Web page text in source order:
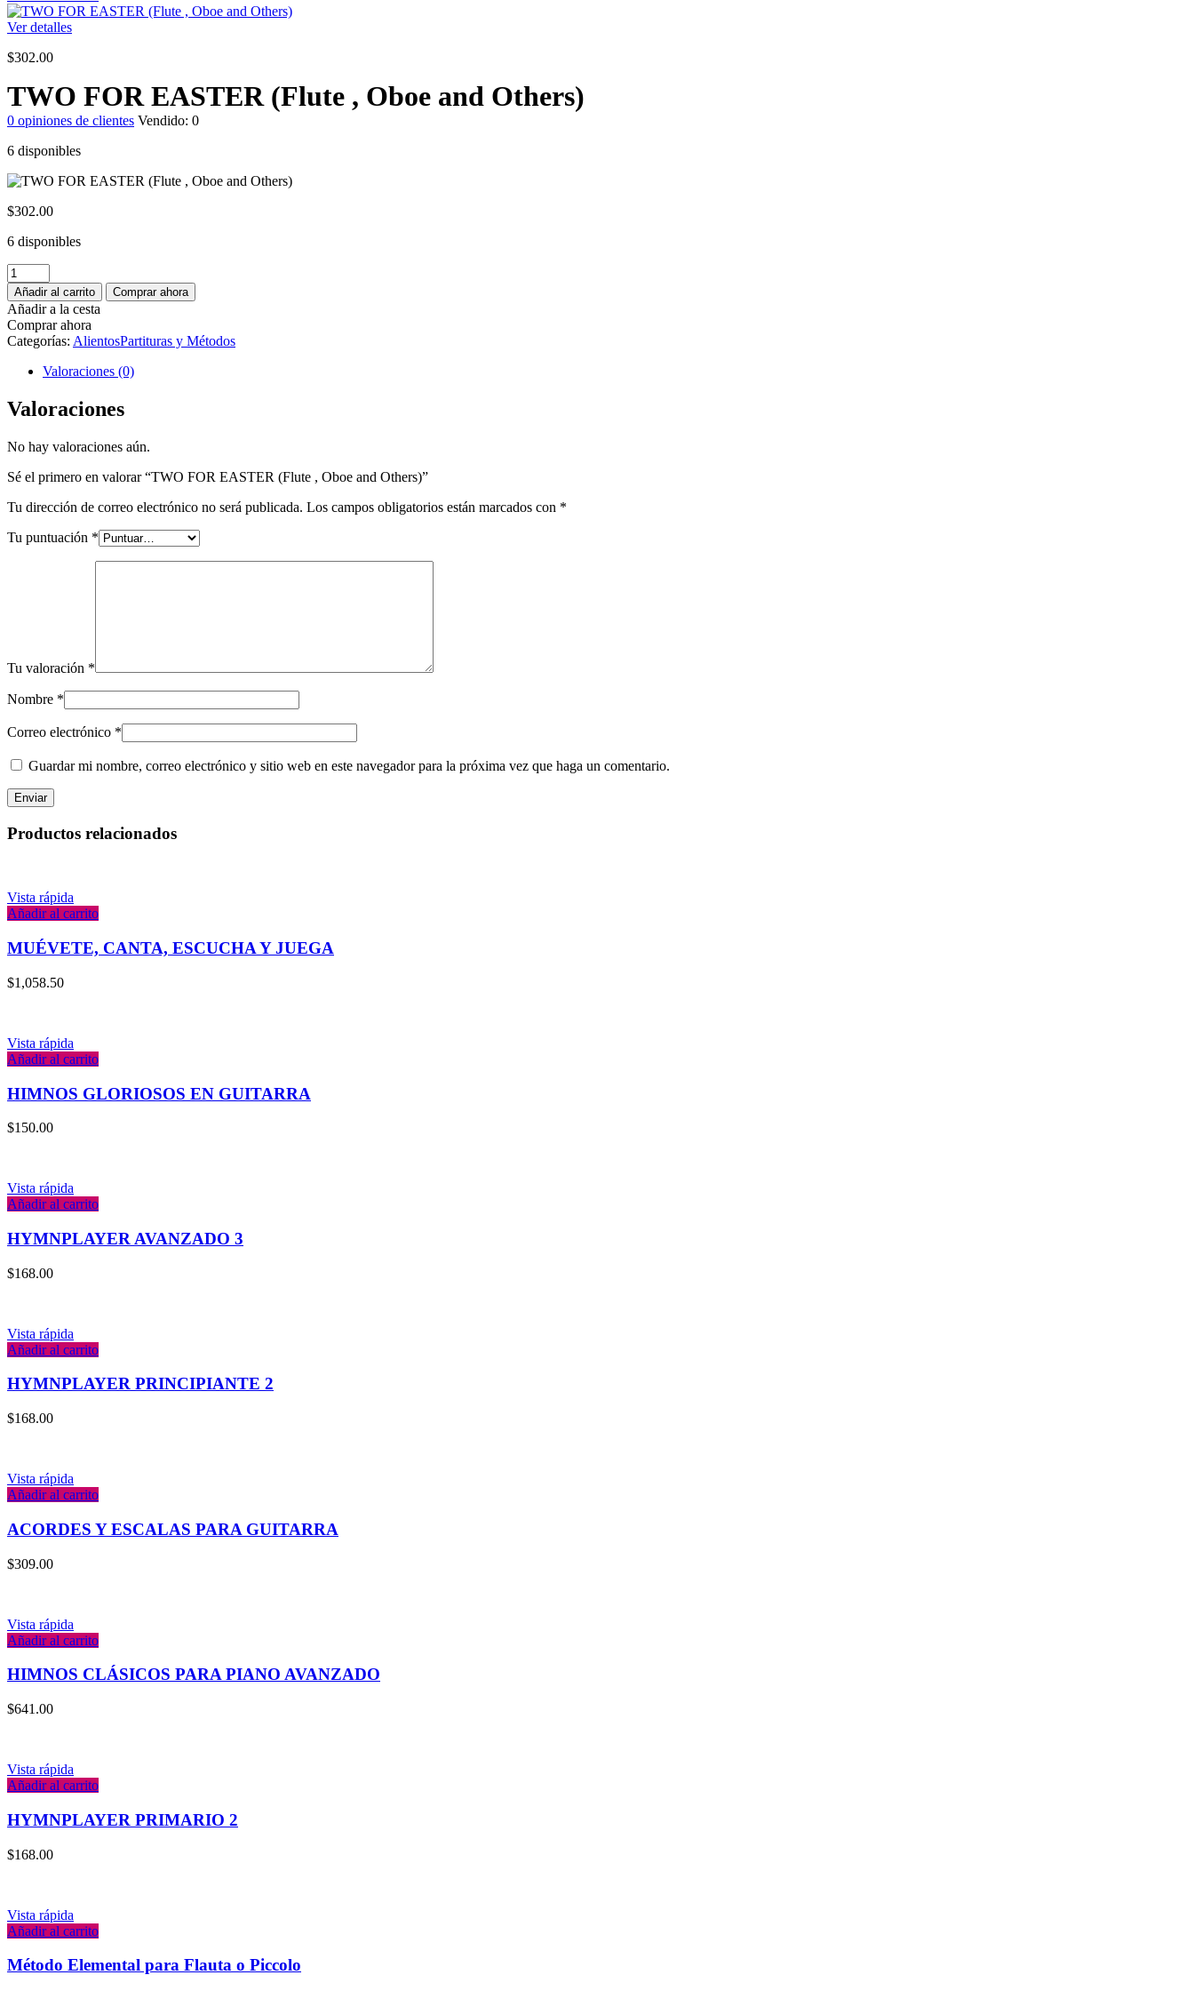
Ver detalles
$302.00
TWO FOR EASTER (Flute , Oboe and Others)
0 opiniones de clientes Vendido: 0
6 disponibles
$302.00
6 disponibles
TWO
FOR
EASTER
(Flute
,
Oboe
Others)
cantidad
Añadir al carrito Comprar ahora
Añadir a la cesta
Comprar ahora
Categorías: AlientosPartituras y Métodos
Valoraciones (0)
Valoraciones
No hay valoraciones aún.
Sé el primero en valorar “TWO FOR EASTER (Flute , Oboe and Others)”
Tu dirección de correo electrónico no será publicada. Los campos obligatorios están marcados con *
Tu puntuación *
Tu valoración *
Nombre *
Correo electrónico *
Guardar mi nombre, correo electrónico y sitio web en este navegador para la próxima vez que haga un comentario.
Productos relacionados
Vista rápida
Añadir al carrito
MUÉVETE, CANTA, ESCUCHA Y JUEGA
$1,058.50
Vista rápida
Añadir al carrito
HIMNOS GLORIOSOS EN GUITARRA
$150.00
Vista rápida
Añadir al carrito
HYMNPLAYER AVANZADO 3
$168.00
Vista rápida
Añadir al carrito
HYMNPLAYER PRINCIPIANTE 2
$168.00
Vista rápida
Añadir al carrito
ACORDES Y ESCALAS PARA GUITARRA
$309.00
Vista rápida
Añadir al carrito
HIMNOS CLÁSICOS PARA PIANO AVANZADO
$641.00
Vista rápida
Añadir al carrito
HYMNPLAYER PRIMARIO 2
$168.00
Vista rápida
Añadir al carrito
Método Elemental para Flauta o Piccolo